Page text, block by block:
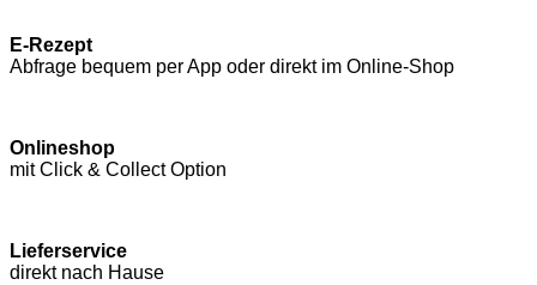
E-Rezept
Abfrage bequem per App oder direkt im Online-Shop
Onlineshop
mit Click & Collect Option
Lieferservice
direkt nach Hause